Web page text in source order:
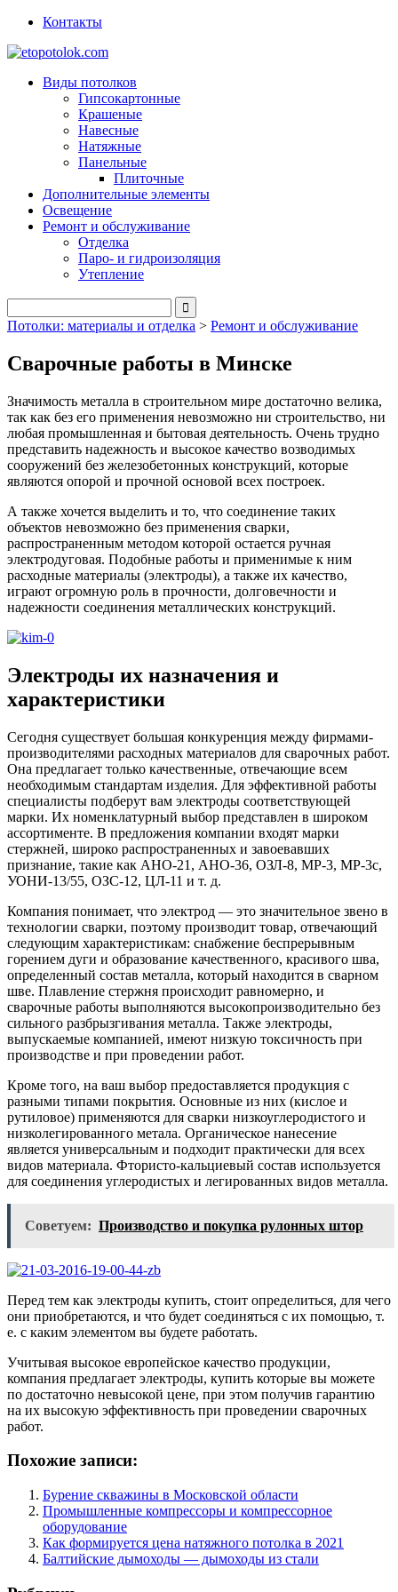
Контакты
Виды потолков
Гипсокартонные
Крашеные
Навесные
Натяжные
Панельные
Плиточные
Дополнительные элементы
Освещение
Ремонт и обслуживание
Отделка
Паро- и гидроизоляция
Утепление
Потолки: материалы и отделка > Ремонт и обслуживание
Сварочные работы в Минске
Значимость металла в строительном мире достаточно велика,
так как без его применения невозможно ни строительство, ни
любая промышленная и бытовая деятельность. Очень трудно
представить надежность и высокое качество возводимых
сооружений без железобетонных конструкций, которые
являются опорой и прочной основой всех построек.
А также хочется выделить и то, что соединение таких
объектов невозможно без применения сварки,
распространенным методом которой остается ручная
электродуговая. Подобные работы и применимые к ним
расходные материалы (электроды), а также их качество,
играют огромную роль в прочности, долговечности и
надежности соединения металлических конструкций.
Электроды их назначения и
характеристики
Сегодня существует большая конкуренция между фирмами-
производителями расходных материалов для сварочных работ.
Она предлагает только качественные, отвечающие всем
необходимым стандартам изделия. Для эффективной работы
специалисты подберут вам электроды соответствующей
марки. Их номенклатурный выбор представлен в широком
ассортименте. В предложения компании входят марки
стержней, широко распространенных и завоевавших
признание, такие как АНО-21, АНО-36, ОЗЛ-8, МР-3, МР-3с,
УОНИ-13/55, ОЗС-12, ЦЛ-11 и т. д.
Компания понимает, что электрод — это значительное звено в
технологии сварки, поэтому производит товар, отвечающий
следующим характеристикам: снабжение беспрерывным
горением дуги и образование качественного, красивого шва,
определенный состав металла, который находится в сварном
шве. Плавление стержня происходит равномерно, и
сварочные работы выполняются высокопроизводительно без
сильного разбрызгивания металла. Также электроды,
выпускаемые компанией, имеют низкую токсичность при
производстве и при проведении работ.
Кроме того, на ваш выбор предоставляется продукция с
разными типами покрытия. Основные из них (кислое и
рутиловое) применяются для сварки низкоуглеродистого и
низколегированного метала. Органическое нанесение
является универсальным и подходит практически для всех
видов материала. Фтористо-кальциевый состав используется
для соединения углеродистых и легированных видов металла.
Советуем: Производство и покупка рулонных штор
Перед тем как электроды купить, стоит определиться, для чего
они приобретаются, и что будет соединяться с их помощью, т.
е. с каким элементом вы будете работать.
Учитывая высокое европейское качество продукции,
компания предлагает электроды, купить которые вы можете
по достаточно невысокой цене, при этом получив гарантию
на их высокую эффективность при проведении сварочных
работ.
Похожие записи:
Бурение скважины в Московской области
Промышленные компрессоры и компрессорное
оборудование
Как формируется цена натяжного потолка в 2021
Балтийские дымоходы — дымоходы из стали